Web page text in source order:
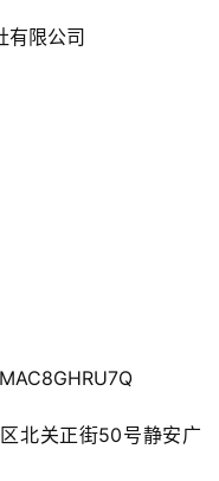
有限公司
北关正街50号静安广